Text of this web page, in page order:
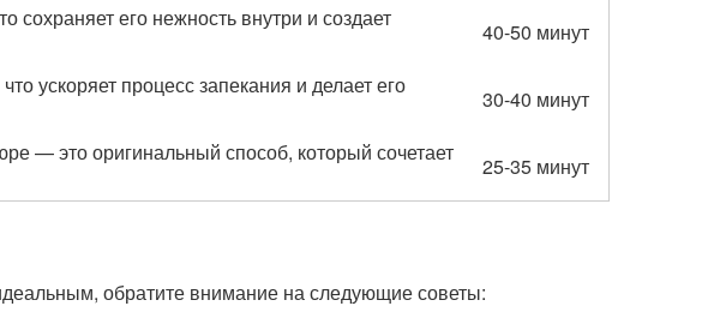
сохраняет его нежность внутри и создает
40-50 минут
ускоряет процесс запекания и делает его
30-40 минут
— это оригинальный способ, который сочетает
25-35 минут
обратите внимание на следующие советы: